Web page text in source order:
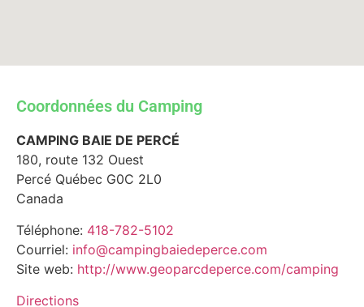
Coordonnées du Camping
CAMPING BAIE DE PERCÉ
180, route 132 Ouest
Percé Québec G0C 2L0
Canada
Téléphone: 418-782-5102
Courriel: info@campingbaiedeperce.com
Site web: http://www.geoparcdeperce.com/camping
Directions